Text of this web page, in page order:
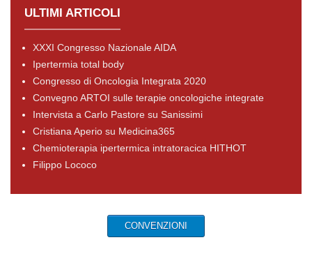
ULTIMI ARTICOLI
XXXI Congresso Nazionale AIDA
Ipertermia total body
Congresso di Oncologia Integrata 2020
Convegno ARTOI sulle terapie oncologiche integrate
Intervista a Carlo Pastore su Sanissimi
Cristiana Aperio su Medicina365
Chemioterapia ipertermica intratoracica HITHOT
Filippo Lococo
CONVENZIONI